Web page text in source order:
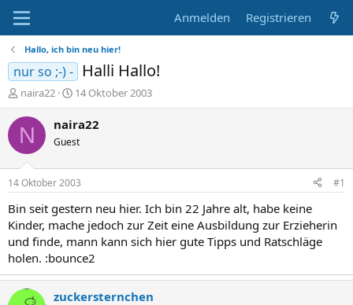
Anmelden Registrieren
Hallo, ich bin neu hier!
nur so ;-) - Halli Hallo!
E
r
s
t
e
r
naira22
E
r
s
e
l
t
a
14 Oktober 2003
N naira22
Guest
14 Oktober 2003 #1
Bin seit gestern neu hier. Ich bin 22 Jahre alt, habe keine
Kinder, mache jedoch zur Zeit eine Ausbildung zur Erzieherin
und finde, mann kann sich hier gute Tipps und Ratschläge
holen. :bounce2
zuckersternchen